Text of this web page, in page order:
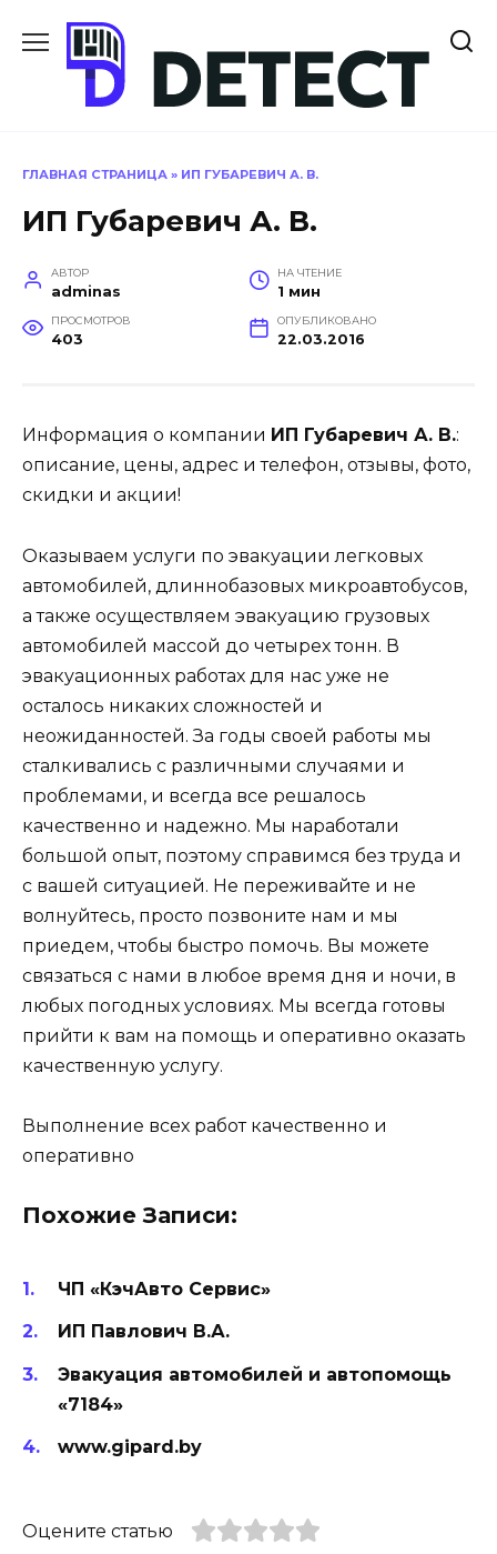
содержанию
ГЛАВНАЯ СТРАНИЦА » ИП ГУБАРЕВИЧ А. В.
ИП Губаревич А. В.
АВТОР
adminas
НА ЧТЕНИЕ
1 мин
ПРОСМОТРОВ
403
ОПУБЛИКОВАНО
22.03.2016
Информация о компании ИП Губаревич А. В.:
описание, цены, адрес и телефон, отзывы, фото,
скидки и акции!
Оказываем услуги по эвакуации легковых
автомобилей, длиннобазовых микроавтобусов,
а также осуществляем эвакуацию грузовых
автомобилей массой до четырех тонн. В
эвакуационных работах для нас уже не
осталось никаких сложностей и
неожиданностей. За годы своей работы мы
сталкивались с различными случаями и
проблемами, и всегда все решалось
качественно и надежно. Мы наработали
большой опыт, поэтому справимся без труда и
с вашей ситуацией. Не переживайте и не
волнуйтесь, просто позвоните нам и мы
приедем, чтобы быстро помочь. Вы можете
связаться с нами в любое время дня и ночи, в
любых погодных условиях. Мы всегда готовы
прийти к вам на помощь и оперативно оказать
качественную услугу.
Выполнение всех работ качественно и
оперативно
Похожие Записи:
ЧП «КэчАвто Сервис»
ИП Павлович В.А.
Эвакуация автомобилей и автопомощь
«7184»
www.gipard.by
Оцените статью